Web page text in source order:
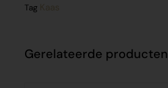
Tag Kaas
Gerelateerde producten